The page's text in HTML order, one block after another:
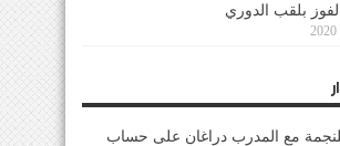
بلقب الدوري
مع المدرب دراغان على حساب